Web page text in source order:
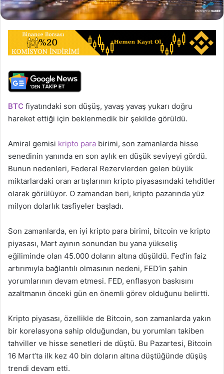
BTC fiyatındaki son düşüş, yavaş yavaş yukarı doğru
hareket ettiği için beklenmedik bir şekilde görüldü.
Amiral gemisi kripto para birimi, son zamanlarda hisse
senedinin yanında en son aylık en düşük seviyeyi gördü.
Bunun nedenleri, Federal Rezervlerden gelen büyük
miktarlardaki oran artışlarının kripto piyasasındaki tehditler
olarak görülüyor. O zamandan beri, kripto pazarında yüz
milyon dolarlık tasfiyeler başladı.
Son zamanlarda, en iyi kripto para birimi, bitcoin ve kripto
piyasası, Mart ayının sonundan bu yana yükseliş
eğiliminde olan 45.000 doların altına düşüldü. Fed’in faiz
artırımıyla bağlantılı olmasının nedeni, FED’in şahin
yorumlarının devam etmesi. FED, enflasyon baskısını
azaltmanın önceki gün en önemli görev olduğunu belirtti.
Kripto piyasası, özellikle de Bitcoin, son zamanlarda yakın
bir korelasyona sahip olduğundan, bu yorumları takiben
tahviller ve hisse senetleri de düştü. Bu Pazartesi, Bitcoin
16 Mart’ta ilk kez 40 bin doların altına düştüğünde düşüş
trendi devam etti.